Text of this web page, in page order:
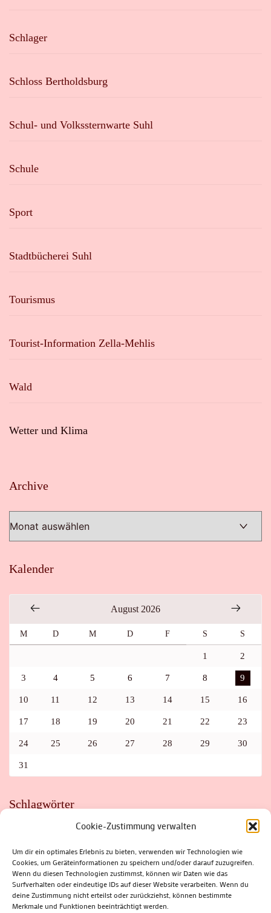
Cookie-Zustimmung verwalten
Um dir ein optimales Erlebnis zu bieten, verwenden wir Technologien wie
Cookies, um Geräteinformationen zu speichern und/oder darauf zuzugreifen.
Wenn du diesen Technologien zustimmst, können wir Daten wie das
Surfverhalten oder eindeutige IDs auf dieser Website verarbeiten. Wenn du
deine Zustimmung nicht erteilst oder zurückziehst, können bestimmte
Merkmale und Funktionen beeinträchtigt werden.
Schlager
Schloss Bertholdsburg
Schul- und Volkssternwarte Suhl
Schule
Sport
Stadtbücherei Suhl
Tourismus
Tourist-Information Zella-Mehlis
Wald
Wetter und Klima
Archive
Kalender
August 2026
M D M D F S S
1 2
3 4 5 6 7 8 9
10 11 12 13 14 15 16
17 18 19 20 21 22 23
24 25 26 27 28 29 30
31
Schlagwörter
FAHRRAD
FLOHMARKT FOLK GEWINNSPIEL
HITZE
HITZEFALLE AUTO
IRISH DANCE JAZZ
KABARETT
KINDER
KIRMES KLASSIK
KLEINE SUHLER REIHE
KRIMI
KULTUR LESUNG LOTTO
MEININGEN
PARASITEN
PILZE SCHLEUSINGEN
SCHULWEG
SOMMERFERIEN
SPORT SRH
STADTFEST
STADTMARKETING
STRASSENSPERRUNG
SUHL
SUHLER FRÜHLING
SUHLER STADTMARKETING